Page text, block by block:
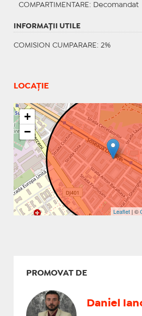
COMPARTIMENTARE : Decomandat
INFORMAŢII UTILE
COMISION CUMPARARE: 2%
LOCAȚIE
+
−
Leaflet | ©
PROMOVAT DE
Daniel